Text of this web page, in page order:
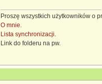
Proszę wszystkich użytkowników o
O mnie.
Lista synchronizacji.
Link do folderu na pw.